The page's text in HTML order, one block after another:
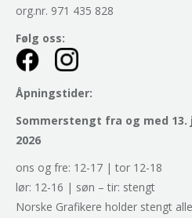
org.nr. 971 435 828
Følg oss:
Åpningstider:
Sommerstengt fra og med
2026
ons og fre: 12-17 | tor 12-18
lør: 12-16 | søn – tir: stengt
Norske Grafikere holder stengt